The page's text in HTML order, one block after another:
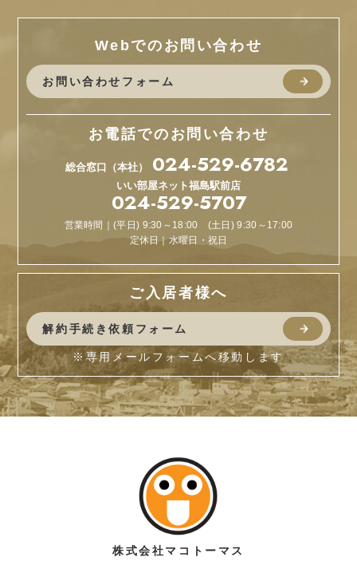
Webでのお問い合わせ
お問い合わせフォーム
お電話でのお問い合わせ
総合窓口（本社） 024-529-6782
いい部屋ネット福島駅前店
024-529-5707
営業時間｜(平日) 9:30～18:00 (土日) 9:30～17:00
定休日｜水曜日・祝日
ご入居者様へ
解約手続き依頼フォーム
※専用メールフォームへ移動します
株式会社マコトーマス